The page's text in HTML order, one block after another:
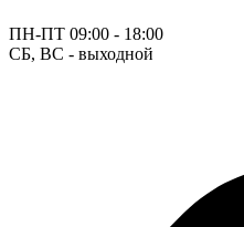
ПН-ПТ 09:00 - 18:00
СБ, ВС - выходной